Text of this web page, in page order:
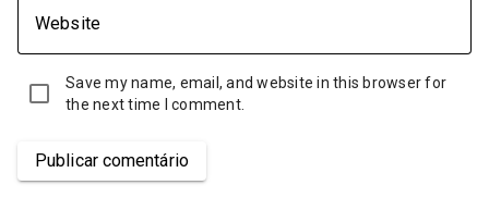
Website
Save my name, email, and website in this browser for
the next time I comment.
Publicar comentário